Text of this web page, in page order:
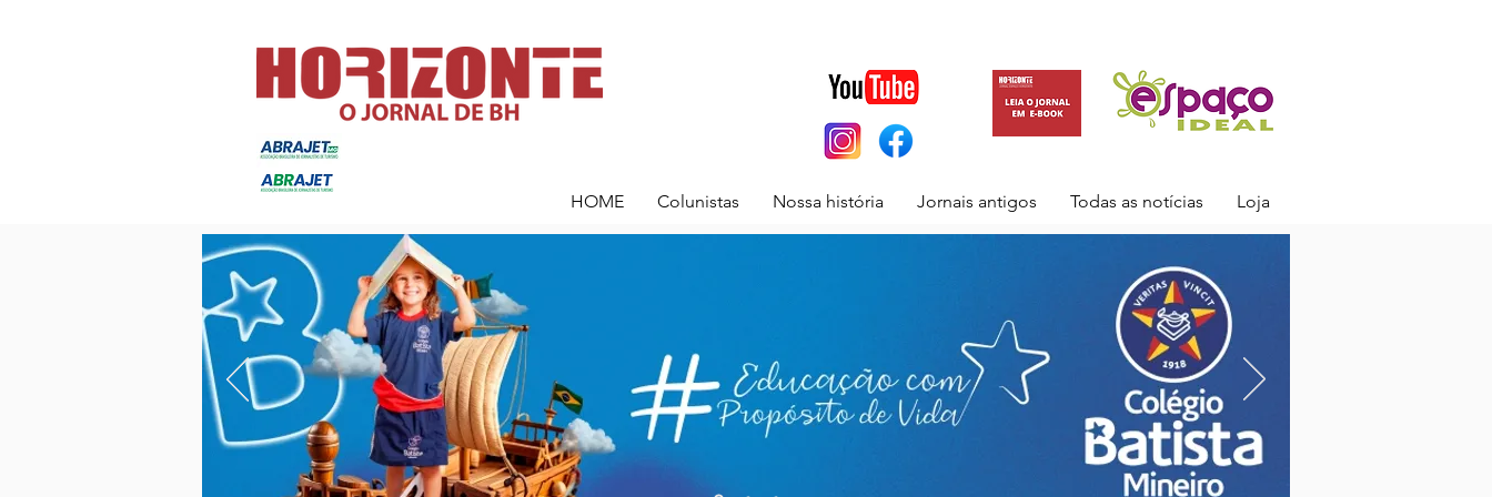
HOME Colunistas Nossa história Jornais antigos Todas as notícias Loja